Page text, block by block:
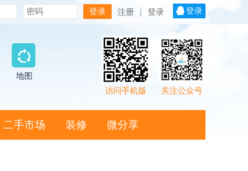
注册 登录 登录
地图
关注公众号
访问手机版
二手市场 装修 微分享